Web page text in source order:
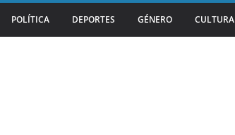
POLÍTICA DEPORTES GÉNERO CULTURA